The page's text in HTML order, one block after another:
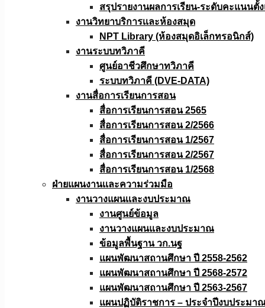
สรุปรายงานผลการเรียน-ระดับคะแนนตั้
งานวิทยาบริการเเละห้องสมุด
NPT Library (ห้องสมุดอิเล็กทรอนิกส์)
งานระบบทวิภาคี
ศูนย์อาชีวศึกษาทวิภาคี
ระบบทวิภาคี (DVE-DATA)
งานสื่อการเรียนการสอน
สื่อการเรียนการสอน 2565
สื่อการเรียนการสอน 2/2566
สื่อการเรียนการสอน 1/2567
สื่อการเรียนการสอน 2/2567
สื่อการเรียนการสอน 1/2568
ฝ่ายแผนงานเเละความร่วมมือ
งานวางแผนเเละงบประมาณ
งานศูนย์ข้อมูล
งานวางแผนและงบประมาณ
ข้อมูลพื้นฐาน วก.นฐ
แผนพัฒนาสถานศึกษา ปี 2558-2562
แผนพัฒนาสถานศึกษา ปี 2568-2572
แผนพัฒนาสถานศึกษา ปี 2563-2567
แผนปฏิบัติราชการ – ประจำปีงบประมา